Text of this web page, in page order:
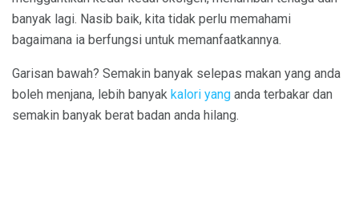
banyak lagi. Nasib baik, kita tidak perlu memahami
bagaimana ia berfungsi untuk memanfaatkannya.
Garisan bawah? Semakin banyak selepas makan yang anda
boleh menjana, lebih banyak kalori yang anda terbakar dan
semakin banyak berat badan anda hilang.